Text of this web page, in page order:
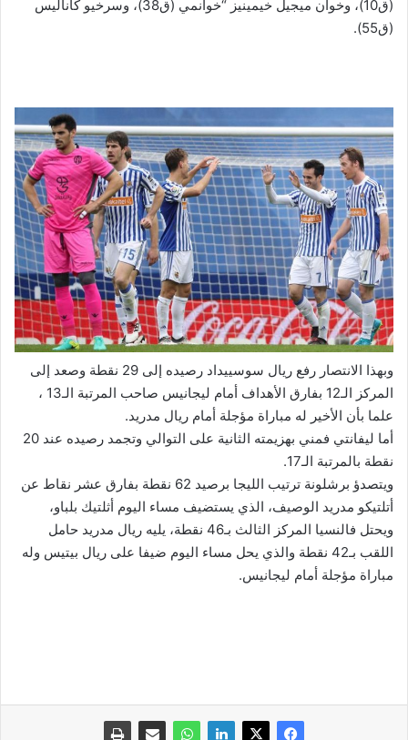
(ق10)، وخوان ميجيل خيمينيز “خوانمي (ق38)، وسرخيو كاناليس
(ق55).
وبهذا الانتصار رفع ريال سوسييداد رصيده إلى 29 نقطة وصعد إلى
المركز الـ12 بفارق الأهداف أمام ليجانيس صاحب المرتبة الـ13 ،
علما بأن الأخير له مباراة مؤجلة أمام ريال مدريد.
أما ليفانتي فمني بهزيمته الثانية على التوالي وتجمد رصيده عند 20
نقطة بالمرتبة الـ17.
ويتصدؤ برشلونة ترتيب الليجا برصيد 62 نقطة بفارق عشر نقاط عن
أتلتيكو مدريد الوصيف، الذي يستضيف مساء اليوم أثلتيك بلباو،
ويحتل فالنسيا المركز الثالث بـ46 نقطة، يليه ريال مدريد حامل
اللقب بـ42 نقطة والذي يحل مساء اليوم ضيفا على ريال بيتيس وله
مباراة مؤجلة أمام ليجانيس.